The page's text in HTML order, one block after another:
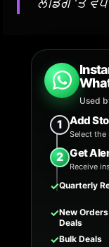
Used
1 Add
Select the
2 Get
Receive
✓Quarterly
✓New Orders
Deals
✓Bulk Deals